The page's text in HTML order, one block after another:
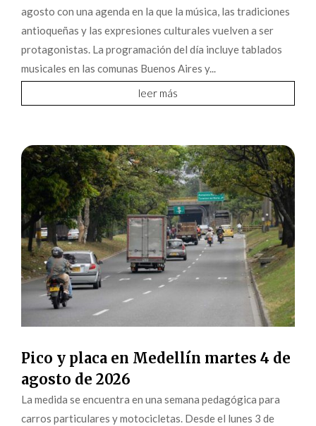
agosto con una agenda en la que la música, las tradiciones
antioqueñas y las expresiones culturales vuelven a ser
protagonistas. La programación del día incluye tablados
musicales en las comunas Buenos Aires y...
leer más
Pico y placa en Medellín martes 4 de
agosto de 2026
La medida se encuentra en una semana pedagógica para
carros particulares y motocicletas. Desde el lunes 3 de